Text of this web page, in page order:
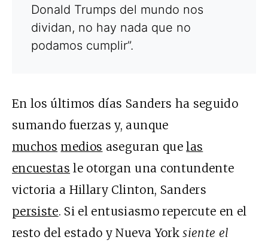
Donald Trumps del mundo nos
dividan, no hay nada que no
podamos cumplir”.
En los últimos días Sanders ha seguido
sumando fuerzas y, aunque
muchos medios aseguran quelas
encuestas le otorgan una contundente
victoria a Hillary Clinton, Sanders
persiste. Si el entusiasmo repercute en el
resto del estado y Nueva Yorksiente el